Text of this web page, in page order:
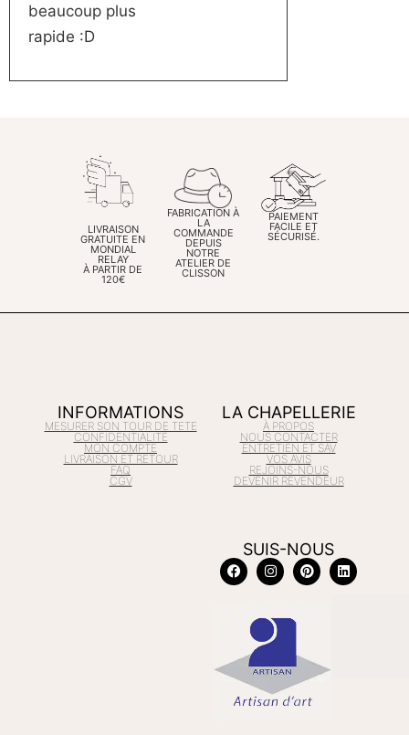
beaucoup plus
rapide :D
LIVRAISON
GRATUITE EN
MONDIAL
RELAY
À PARTIR DE
120€
FABRICATION À
LA
COMMANDE
DEPUIS
NOTRE
ATELIER DE
CLISSON
PAIEMENT
FACILE ET
SÉCURISÉ.
INFORMATIONS
MESURER SON TOUR DE TETE
CONFIDENTIALITÉ
MON COMPTE
LIVRAISON ET RETOUR
FAQ
CGV
LA CHAPELLERIE
À PROPOS
NOUS CONTACTER
ENTRETIEN ET SAV
VOS AVIS
REJOINS-NOUS
DEVENIR REVENDEUR
SUIS-NOUS